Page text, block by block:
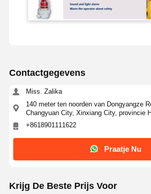
Contactgegevens
Miss. Zalika
140 meter ten noorden van Dongyangze
Changyuan City, Xinxiang City, provincie
+8618901111622
Praatje Nu
Krijg De Beste Prijs Voor